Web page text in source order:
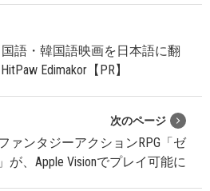
国語・韓国語映画を日本語に翻
Edimakor【PR】
次のページ
ファンタジーアクションRPG「ゼ
が、Apple Visionでプレイ可能に